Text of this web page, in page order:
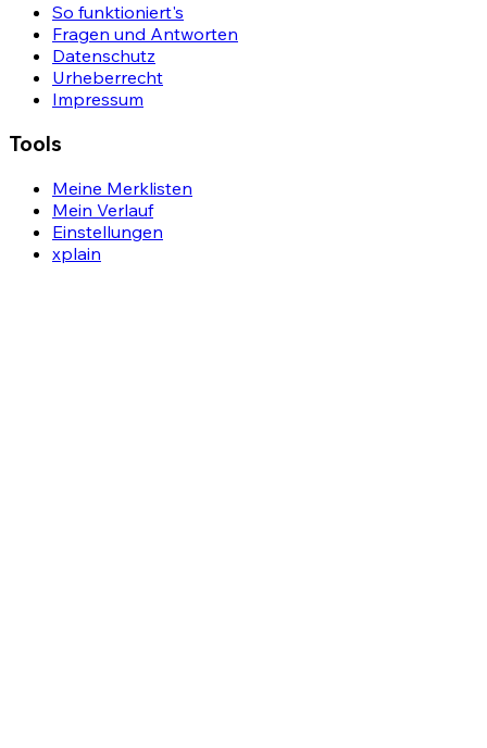
So funktioniert's
Fragen und Antworten
Datenschutz
Urheberrecht
Impressum
Tools
Meine Merklisten
Mein Verlauf
Einstellungen
xplain